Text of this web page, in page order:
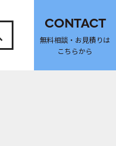
CONTACT
無料相談・お見積りは
こちらから